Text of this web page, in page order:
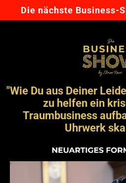
Die nächste Business-
"Wie Du aus Deiner
zu helfen ein
Traumbusiness
Uhrwerk